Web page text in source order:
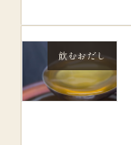
飲むおだし